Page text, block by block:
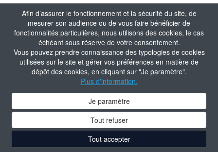
Afin d’assurer le fonctionnement et la sécurité du site, de
mesurer son audience ou de vous faire bénéficier de
fonctionnalités particulières, nous utilisons des cookies, le cas
échéant sous réserve de votre consentement.
Vous pouvez prendre connaissance des typologies de cookies
utilisées sur le site et gérer vos préférences en matière de
dépôt des cookies, en cliquant sur "Je paramètre".
Plus d'information.
Je paramètre
Tout refuser
Tout accepter